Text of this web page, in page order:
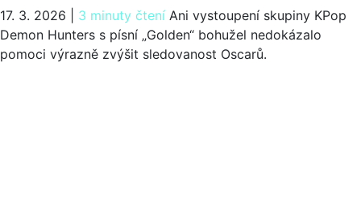
17. 3. 2026 3 minuty čtení Ani vystoupení skupiny KPop
Demon Hunters s písní „Golden“ bohužel nedokázalo
pomoci výrazně zvýšit sledovanost Oscarů.